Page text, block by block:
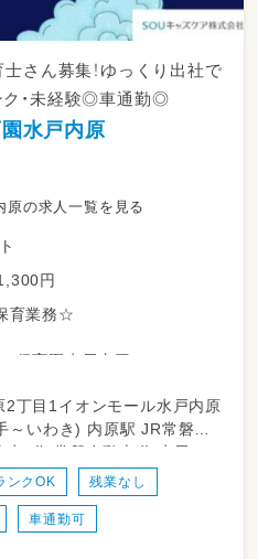
士さん募集！ゆっくり出社で
・未経験◎車通勤◎
水戸内原
原の求人一覧を見る
円
育業務☆
保育園水戸内原」
未就学児まで
記入
実施の補助 など
2丁目1イオンモール水戸内原
8分 常磐自動車道 水戸IC
ンクOK 残業なし
車通勤可